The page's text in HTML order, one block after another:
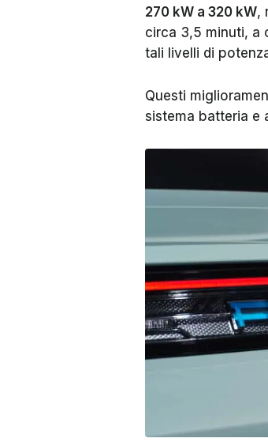
270 kW a 320 kW,
circa 3,5 minuti, a
tali livelli di
Questi
sistema batteria e